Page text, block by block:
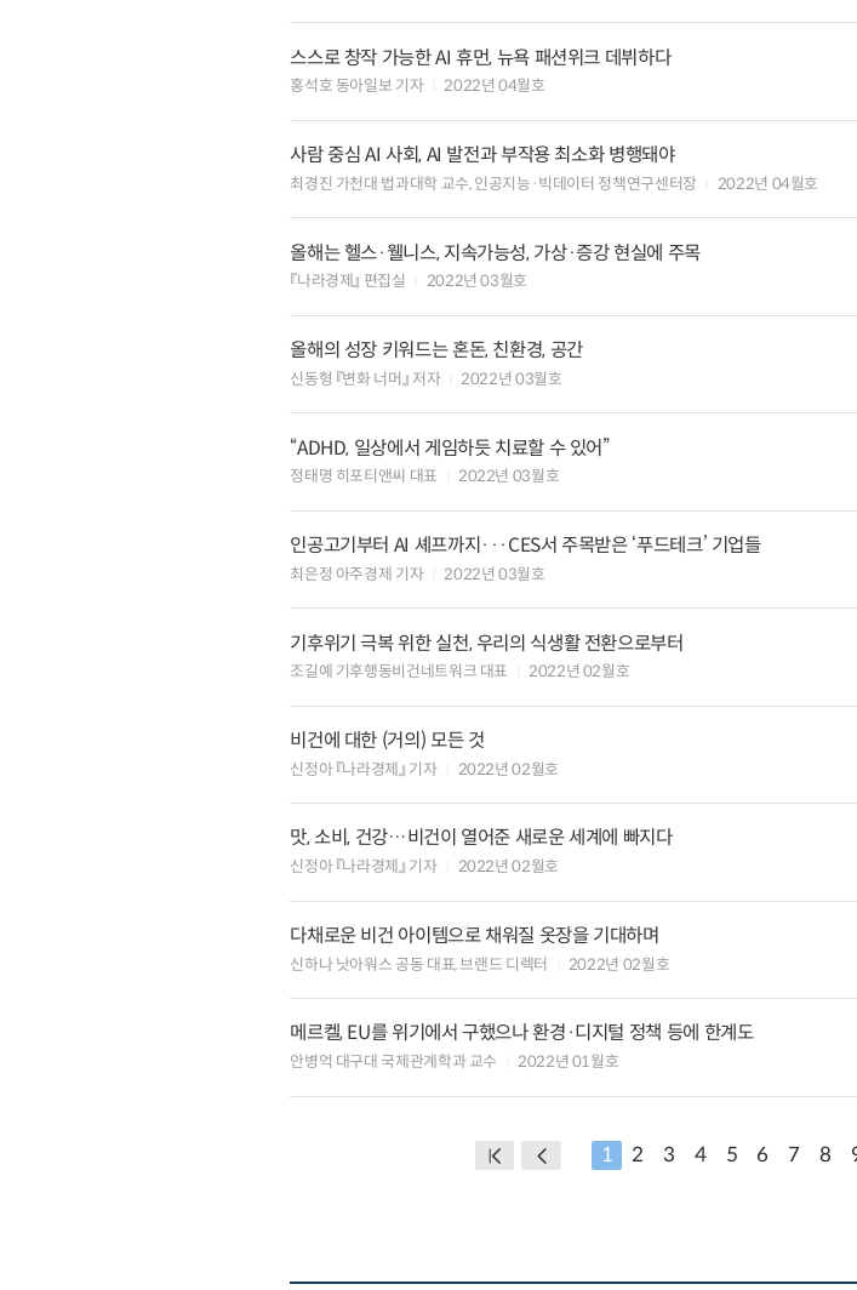
스스로 창작 가능한 AI 휴먼, 뉴욕 패션위크 데뷔하다
홍석호 동아일보 기자 2022년 04월호
사람 중심 AI 사회, AI 발전과 부작용 최소화 병행돼야
최경진 가천대 법과대학 교수, 인공지능·빅데이터 정책연구센터장 2022년 04월호
올해는 헬스·웰니스, 지속가능성, 가상·증강 현실에 주목
『나라경제』 편집실 2022년 03월호
올해의 성장 키워드는 혼돈, 친환경, 공간
신동형 『변화 너머』 저자 2022년 03월호
“ADHD, 일상에서 게임하듯 치료할 수 있어”
정태명 히포티앤씨 대표 2022년 03월호
인공고기부터 AI 셰프까지···CES서 주목받은 ‘푸드테크’ 기업들
최은정 아주경제 기자 2022년 03월호
기후위기 극복 위한 실천, 우리의 식생활 전환으로부터
조길예 기후행동비건네트워크 대표 2022년 02월호
비건에 대한 (거의) 모든 것
신정아 『나라경제』 기자 2022년 02월호
맛, 소비, 건강…비건이 열어준 새로운 세계에 빠지다
신정아 『나라경제』 기자 2022년 02월호
다채로운 비건 아이템으로 채워질 옷장을 기대하며
신하나 낫아워스 공동 대표, 브랜드 디렉터 2022년 02월호
메르켈, EU를 위기에서 구했으나 환경·디지털 정책 등에 한계도
안병억 대구대 국제관계학과 교수 2022년 01월호
1 2 3 4 5 6 7 8